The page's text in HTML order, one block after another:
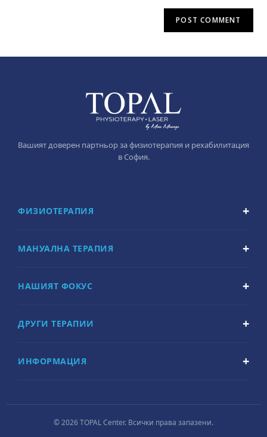
Вашият доверен партньор за физиотерапия и рехабилитация
в София.
ФИЗИОТЕРАПИЯ
МАНУАЛНА ТЕРАПИЯ
НАШИЯТ ФОКУС
ДРУГИ ТЕРАПИИ
ИНФОРМАЦИЯ
© 2026 TOPAL Center. Всички права запазени.